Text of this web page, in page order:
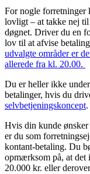
For nogle forretninger
lovligt – at takke nej til
døgnet. Driver du en
lov til at afvise
udvalgte områder er
allerede fra kl. 20.00.
Du er heller ikke
betalinger, hvis du
selvbetjeningskoncept.
Hvis din kunde ønsker
er du som
kontant-betaling. Du
opmærksom på, at det
20.000 kr. eller